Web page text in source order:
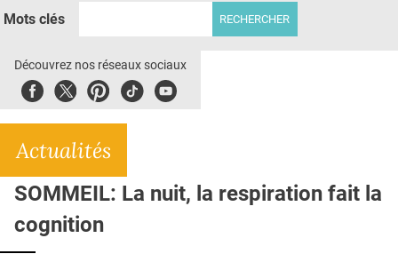
DOSSIERS
E-REVUE SAD
L'APP
QUI SOMMES-NOUS ?
PUBLICITÉ
Mots clés
Découvrez nos réseaux sociaux
FacebookTwitterPinterest
TiktokYoubute
Actualités
SOMMEIL: La nuit, la respiration fait la
cognition